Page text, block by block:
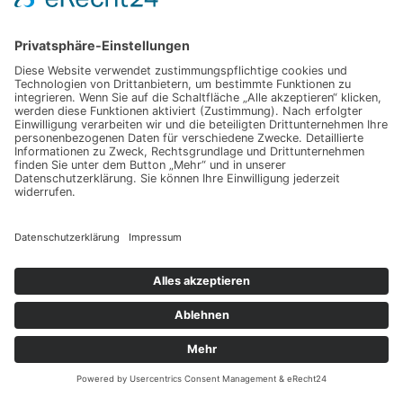
Seiten
Impressum
Bist Du Apple User?
Welches Apple Produkt nutzt Du?
Alles! Mac Rechner, iPhone und iPad etc.
Nur Mac Rechner!